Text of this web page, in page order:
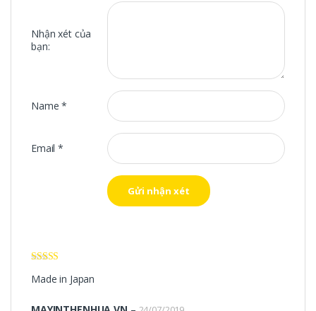
Nhận xét của
bạn:
Name*
Email*
hạng5 5 sao
Made in Japan